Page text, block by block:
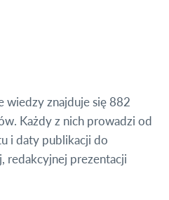
wiedzy znajduje się 882
Każdy z nich prowadzi od
i daty publikacji do
redakcyjnej prezentacji